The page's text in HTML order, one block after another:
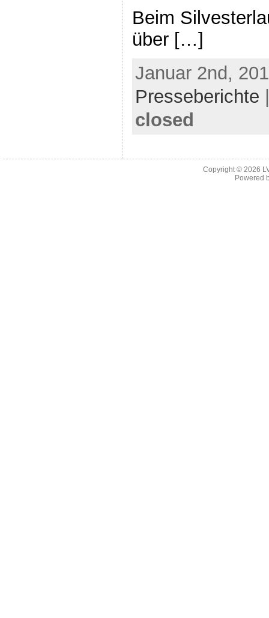
Beim
über […]
Januar 2nd,
Presseberichte
closed
Copyright © 2026
Powered